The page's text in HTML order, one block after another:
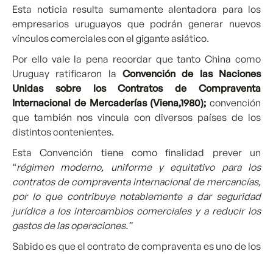
Esta noticia resulta sumamente alentadora para los
empresarios uruguayos que podrán generar nuevos
vínculos comerciales con el gigante asiático.
Por ello vale la pena recordar que tanto China como
Uruguay ratificaron la Convención de las Naciones
Unidas sobre los Contratos de Compraventa
Internacional de Mercaderías (Viena,1980); convención
que también nos vincula con diversos países de los
distintos contenientes.
Esta Convención tiene como finalidad prever un
“régimen moderno, uniforme y equitativo para los
contratos de compraventa internacional de mercancías,
por lo que contribuye notablemente a dar seguridad
jurídica a los intercambios comerciales y a reducir los
gastos de las operaciones.”
Sabido es que el contrato de compraventa es uno de los